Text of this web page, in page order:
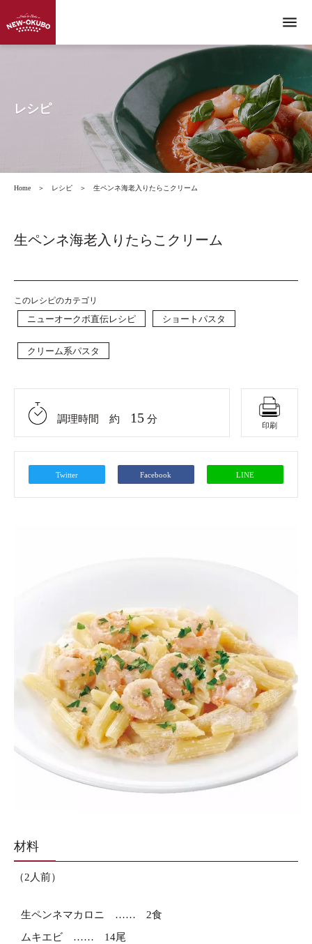
menu
レシピ
Home ＞ レシピ ＞ 生ペンネ海老入りたらこクリーム
生ペンネ海老入りたらこクリーム
このレシピのカテゴリ
ニューオークボ直伝レシピ ショートパスタ
クリーム系パスタ
調理時間 約 15 分
印刷
Twitter Facebook LINE
材料
（2人前）
生ペンネマカロニ
2食
ムキエビ
14尾